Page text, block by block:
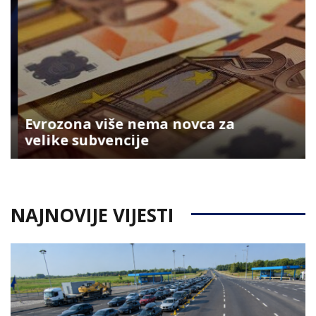
Evrozona više nema novca za
velike subvencije
NAJNOVIJE VIJESTI